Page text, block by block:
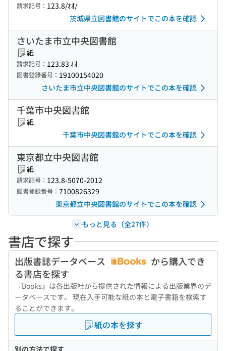
請求記号： 123.8/ｵｵ/
茨城県立図書館のサイトでこの本を確認
さいたま市立中央図書館
紙
請求記号： 123.83 ｵｵ
図書登録番号： 19100154020
さいたま市立中央図書館のサイトでこの本を確認
千葉市中央図書館
紙
千葉市中央図書館のサイトでこの本を確認
東京都立中央図書館
紙
請求記号： 123.8-5070-2012
図書登録番号： 7100826329
東京都立中央図書館のサイトでこの本を確認
もっと見る（全27件）
書店で探す
出版書誌データベース
から購入でき
る書店を探す
『Books』は各出版社から提供された情報による出版業界のデ
ータベースです。 現在入手可能な紙の本と電子書籍を検索す
ることができます。
紙の本を探す
別の方法で探す